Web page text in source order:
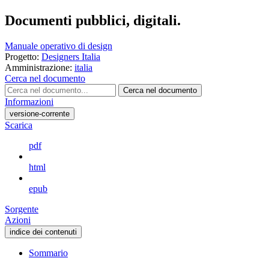
Documenti pubblici, digitali.
Manuale operativo di design
Progetto: Designers Italia
Amministrazione: italia
Cerca nel documento
Cerca nel documento
Informazioni
versione-corrente
Scarica
pdf
html
epub
Sorgente
Azioni
indice dei contenuti
Sommario